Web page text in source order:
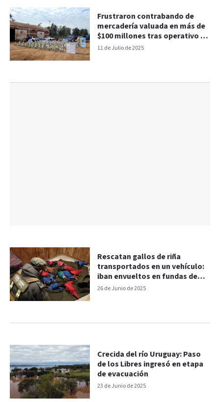
11 de Julio de 2025
Frustraron contrabando de
mercadería valuada en más de
$100 millones tras operativo en
Ruta 14
26 de Junio de 2025
Rescatan gallos de riña
transportados en un vehículo:
iban envueltos en fundas de
tela
23 de Junio de 2025
Crecida del río Uruguay: Paso
de los Libres ingresó en etapa
de evacuación